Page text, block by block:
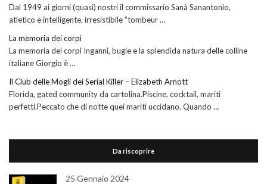
Dal 1949 ai giorni (quasi) nostri il commissario Sanà Sanantonio,
atletico e intelligente, irresistibile “tombeur …
La memoria dei corpi
La memoria dei corpi Inganni, bugie e la splendida natura delle colline
italiane Giorgio è …
Il Club delle Mogli dei Serial Killer – Elizabeth Arnott
Florida, gated community da cartolina.Piscine, cocktail, mariti
perfetti.Peccato che di notte quei mariti uccidano. Quando …
Da riscoprire
25 Gennaio 2024